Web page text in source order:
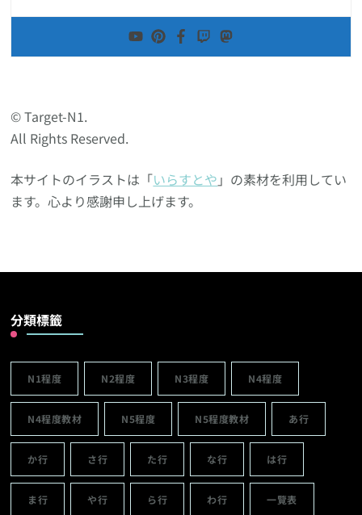
© Target-N1.
All Rights Reserved.
本サイトのイラストは「いらすとや 」の素材を利用してい
ます。心より感謝申し上げます。
分類標籤
N1程度 N2程度 N3程度 N4程度
N4程度教材 N5程度 N5程度教材 あ行
か行 さ行 た行 な行 は行
ま行 や行 ら行 わ行 一覽表